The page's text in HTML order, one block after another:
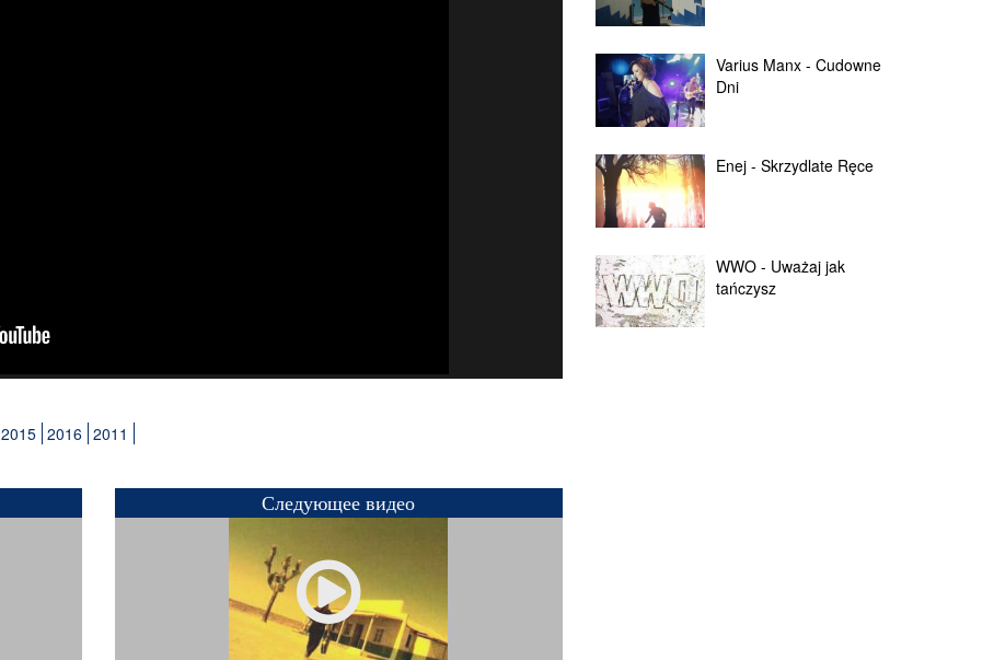
2015 2016 2011
Следующее видео
Varius Manx - Cudowne
Dni
Enej - Skrzydlate Ręce
WWO - Uważaj jak
tańczysz